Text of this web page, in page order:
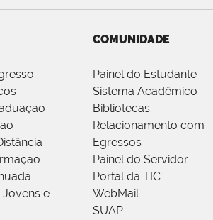
e
COMUNIDADE
Painel do Estudante
Sistema Acadêmico
Bibliotecas
Relacionamento com
Egressos
Painel do Servidor
Portal da TIC
WebMail
SUAP